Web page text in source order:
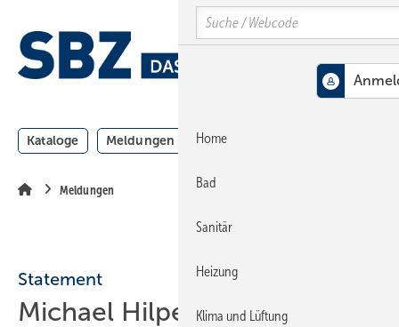
Hauptinhalt
Hauptmenü
SiteSearch
MENÜ
Kataloge Meldungen Podcast
Meldungen
Statement
Michael Hilpert: Schein-
Search
Home
Bad
Sanitär
Heizung
Klima und Lüftung